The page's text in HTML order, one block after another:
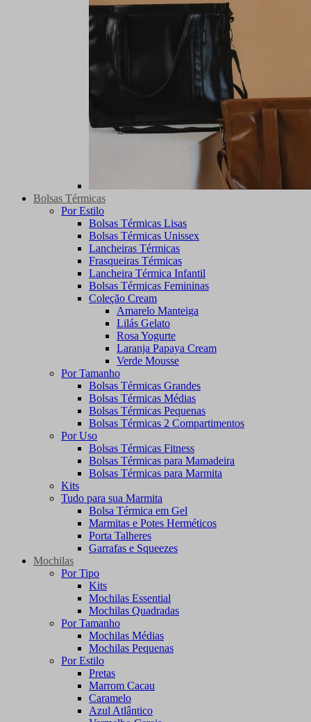
Bolsas Térmicas
Por Estilo
Bolsas Térmicas Lisas
Bolsas Térmicas Unissex
Lancheiras Térmicas
Frasqueiras Térmicas
Lancheira Térmica Infantil
Bolsas Térmicas Femininas
Coleção Cream
Amarelo Manteiga
Lilás Gelato
Rosa Yogurte
Laranja Papaya Cream
Verde Mousse
Por Tamanho
Bolsas Térmicas Grandes
Bolsas Térmicas Médias
Bolsas Térmicas Pequenas
Bolsas Térmicas 2 Compartimentos
Por Uso
Bolsas Térmicas Fitness
Bolsas Térmicas para Mamadeira
Bolsas Térmicas para Marmita
Kits
Tudo para sua Marmita
Bolsa Térmica em Gel
Marmitas e Potes Herméticos
Porta Talheres
Garrafas e Squeezes
Mochilas
Por Tipo
Kits
Mochilas Essential
Mochilas Quadradas
Por Tamanho
Mochilas Médias
Mochilas Pequenas
Por Estilo
Pretas
Marrom Cacau
Caramelo
Azul Atlântico